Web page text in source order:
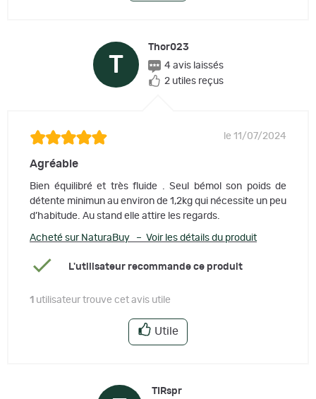
T
Thor023
4 avis laissés
2 utiles reçus
le 11/07/2024
Agréable
Bien équilibré et très fluide . Seul bémol son poids de
détente minimun au environ de 1,2kg qui nécessite un peu
d’habitude. Au stand elle attire les regards.
Acheté sur NaturaBuy – Voir les détails du produit
L'utilisateur recommande ce produit
1 utilisateur trouve cet avis utile
Utile
TIRspr